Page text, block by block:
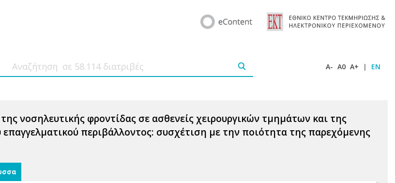
A- A0 A+ | EN
νοσηλευτικής φροντίδας σε ασθενείς χειρουργικών τμημάτων και της
περιβάλλοντος: συσχέτιση με την ποιότητα της παρεχόμενης